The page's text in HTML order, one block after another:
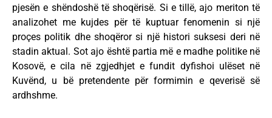
pjesën e shëndoshë të shoqërisë. Si e tillë, ajo meriton të
analizohet me kujdes për të kuptuar fenomenin si një
proçes politik dhe shoqëror si një histori suksesi deri në
stadin aktual. Sot ajo është partia më e madhe politike në
Kosovë, e cila në zgjedhjet e fundit dyfishoi ulëset në
Kuvënd, u bë pretendente për formimin e qeverisë së
ardhshme.